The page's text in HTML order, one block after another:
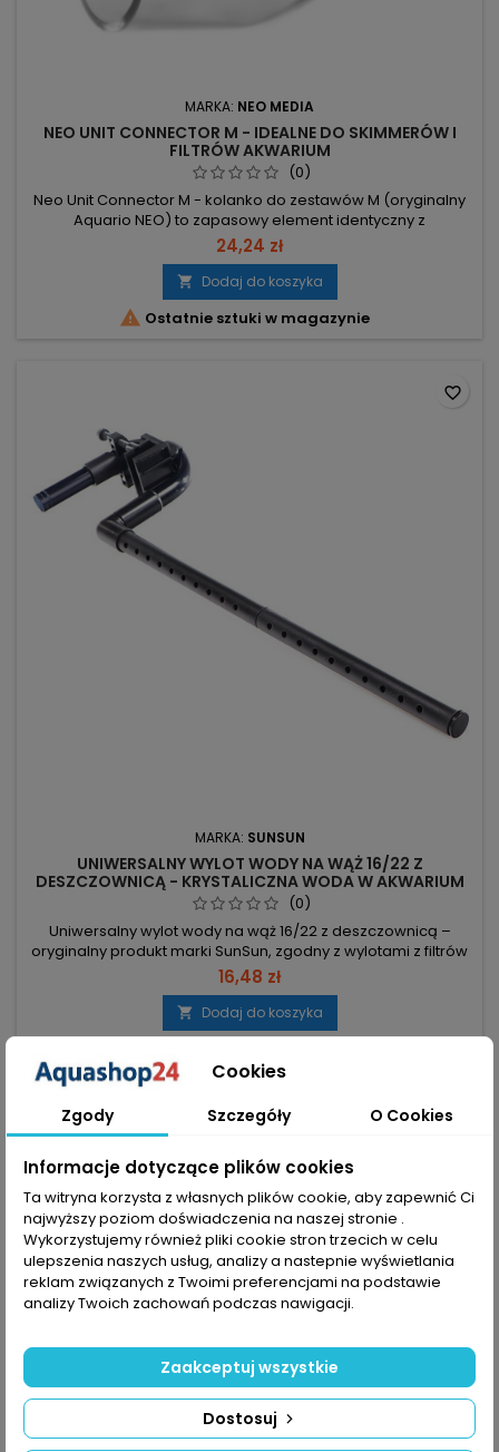
MARKA: NEO MEDIA
NEO UNIT CONNECTOR M - IDEALNE DO SKIMMERÓW I
FILTRÓW AKWARIUM
(0)
Neo Unit Connector M - kolanko do zestawów M (oryginalny
Aquario NEO) to zapasowy element identyczny z
montowanym w zestawach NEO. Pasuje do wszystkich
rodzajów złączek końcówek (skimmer, wylot kielich) oraz do
wlotów. Oryginalny Aquario NEO — gwarancja dopasowania
do zestawów NEO. Kompatybilny z wersją "M" —
przeznaczony konkretnie dla zestawów M....
24,24 zł
 Dodaj do koszyka
 Ostatnie sztuki w magazynie
MARKA: SUNSUN
UNIWERSALNY WYLOT WODY NA WĄŻ 16/22 Z
DESZCZOWNICĄ - KRYSTALICZNA WODA W AKWARIUM
(0)
Uniwersalny wylot wody na wąż 16/22 z deszczownicą –
oryginalny produkt marki SunSun, zgodny z wylotami z filtrów
SunSun z 2019 r. Pasuje do węża 16/22 – kompatybilny z Tetra,
JBL, OASE, Aquael, SunSun, Eheim; szybka wymiana i montaż.
Kompletny zestaw – deszczownica, kolanko, przyssawka i
inne elementy; gotowy do użycia bez dokupowania części....
16,48 zł
 Dodaj do koszyka
favorite_border
favorite_border
Cookies
Zgody Szczegóły O Cookies
Informacje dotyczące plików cookies
Ta witryna korzysta z własnych plików cookie, aby zapewnić Ci
najwyższy poziom doświadczenia na naszej stronie .
Wykorzystujemy również pliki cookie stron trzecich w celu
ulepszenia naszych usług, analizy a nastepnie wyświetlania
reklam związanych z Twoimi preferencjami na podstawie
analizy Twoich zachowań podczas nawigacji.
Dostosuj
Zaakceptuj wszystkie